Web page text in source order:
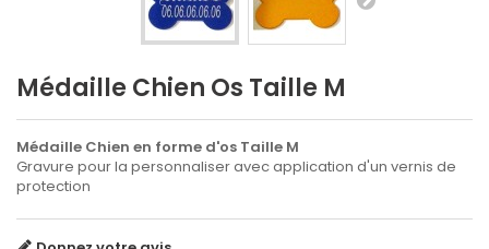
Médaille Chien Os Taille M
Médaille Chien en forme d'os Taille M
Gravure pour la personnaliser avec application d'un vernis de
protection